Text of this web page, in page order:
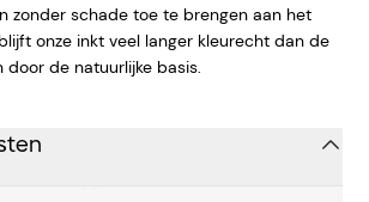
zonder schade toe te brengen aan het
onze inkt veel langer kleurecht dan de
door de natuurlijke basis.